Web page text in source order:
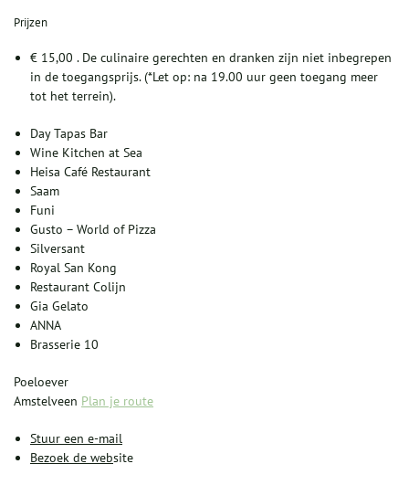
Prijzen
€ 15,00 . De culinaire gerechten en dranken zijn niet inbegrepen
in de toegangsprijs. (*Let op: na 19.00 uur geen toegang meer
tot het terrein).
Day Tapas Bar
Wine Kitchen at Sea
Heisa Café Restaurant
Saam
Funi
Gusto – World of Pizza
Silversant
Royal San Kong
Restaurant Colijn
Gia Gelato
ANNA
Brasserie 10
Poeloever
Amstelveen Plan je route
Stuur een e-mail
Bezoek de website